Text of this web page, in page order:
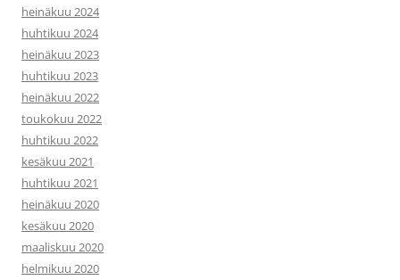
heinäkuu 2024
huhtikuu 2024
heinäkuu 2023
huhtikuu 2023
heinäkuu 2022
toukokuu 2022
huhtikuu 2022
kesäkuu 2021
huhtikuu 2021
heinäkuu 2020
kesäkuu 2020
maaliskuu 2020
helmikuu 2020